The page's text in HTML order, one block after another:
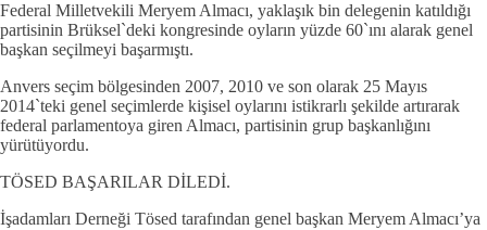
Federal Milletvekili Meryem Almacı, yaklaşık bin delegenin katıldığı
partisinin Brüksel`deki kongresinde oyların yüzde 60`ını alarak genel
başkan seçilmeyi başarmıştı.
Anvers seçim bölgesinden 2007, 2010 ve son olarak 25 Mayıs
2014`teki genel seçimlerde kişisel oylarını istikrarlı şekilde artırarak
federal parlamentoya giren Almacı, partisinin grup başkanlığını
yürütüyordu.
TÖSED BAŞARILAR DİLEDİ.
İşadamları Derneği Tösed tarafından genel başkan Meryem Almacı’ya